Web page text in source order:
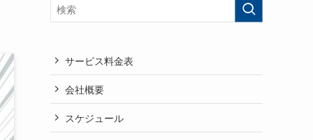
サービス料金表
会社概要
スケジュール